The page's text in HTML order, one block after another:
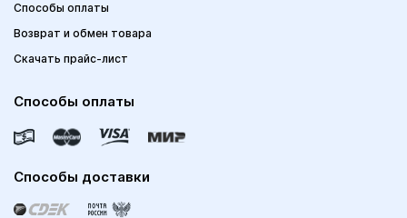
Способы оплаты
Возврат и обмен товара
Скачать прайс-лист
Способы оплаты
Способы доставки